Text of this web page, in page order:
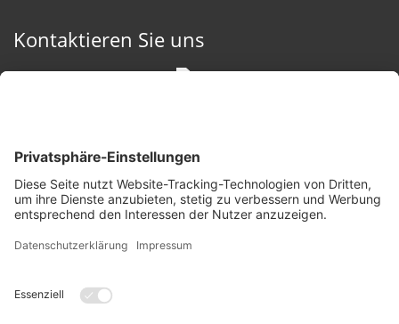
Kontaktieren Sie uns
+43 664 45 20 716
bernhard.elbs@fairmarkter.at
Besuchen Sie uns auch hier
Kostenlose Bewertung sichern!